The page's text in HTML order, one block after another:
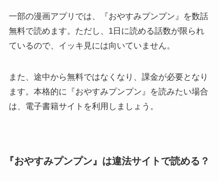
一部の漫画アプリでは、『おやすみプンプン』を数話
無料で読めます。ただし、1日に読める話数が限られ
ているので、イッキ見には向いていません。
また、途中から無料ではなくなり、課金が必要となり
ます。本格的に『おやすみプンプン』を読みたい場合
は、電子書籍サイトを利用しましょう。
『おやすみプンプン』は違法サイトで読める？